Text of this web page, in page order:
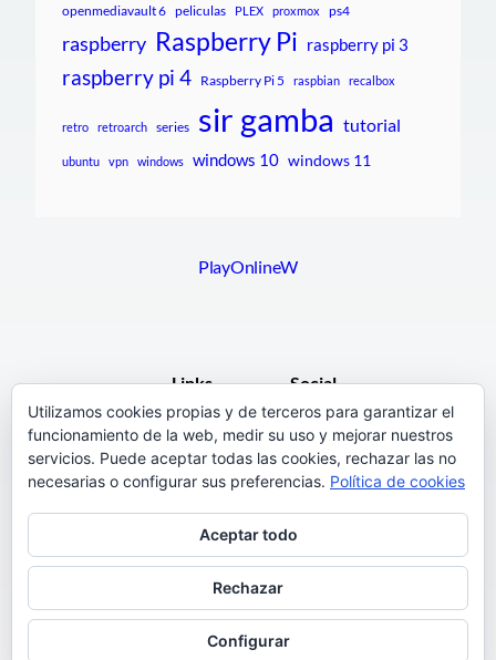
openmediavault 6 peliculas PLEX proxmox ps4
raspberry Raspberry Pi raspberry pi 3
raspberry pi 4 Raspberry Pi 5 raspbian recalbox
retro retroarch series sir gamba tutorial
ubuntu vpn windows windows 10 windows 11
PlayOnlineW
Pages
Links
F.A.Q.
Terms and Conditions
Support
Social
Facebook
Instagram
Twitter
Utilizamos cookies propias y de terceros para garantizar el
funcionamiento de la web, medir su uso y mejorar nuestros
servicios. Puede aceptar todas las cookies, rechazar las no
necesarias o configurar sus preferencias. Política de cookies
Aceptar todo
Rechazar
Configurar